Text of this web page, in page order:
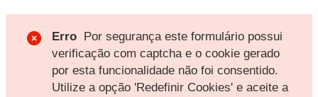
Erro Por segurança este formulário possui
verificação com captcha e o cookie gerado
por esta funcionalidade não foi consentido.
Utilize a opção 'Redefinir Cookies' e aceite a